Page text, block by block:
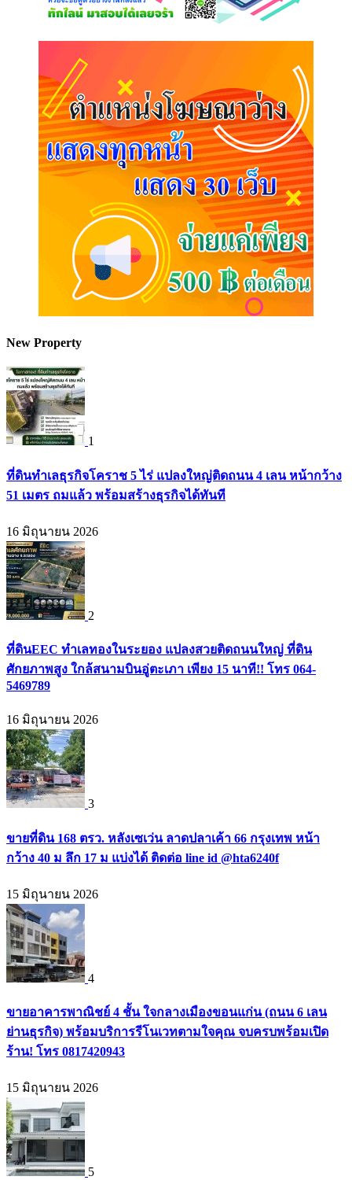
New Property
1
ที่ดินทำเลธุรกิจโคราช 5 ไร่ แปลงใหญ่ติดถนน 4 เลน หน้ากว้าง
51 เมตร ถมแล้ว พร้อมสร้างธุรกิจได้ทันที
16 มิถุนายน 2026
2
ที่ดินEEC ทำเลทองในระยอง แปลงสวยติดถนนใหญ่ ที่ดิน
ศักยภาพสูง ใกล้สนามบินอู่ตะเภา เพียง 15 นาที!! โทร 064-
5469789
16 มิถุนายน 2026
3
ขายที่ดิน 168 ตรว. หลังเซเว่น ลาดปลาเค้า 66 กรุงเทพ หน้า
กว้าง 40 ม ลึก 17 ม แบ่งได้ ติดต่อ line id @hta6240f
15 มิถุนายน 2026
4
ขายอาคารพาณิชย์ 4 ชั้น ใจกลางเมืองขอนแก่น (ถนน 6 เลน
ย่านธุรกิจ) พร้อมบริการรีโนเวทตามใจคุณ จบครบพร้อมเปิด
ร้าน! โทร 0817420943
15 มิถุนายน 2026
5